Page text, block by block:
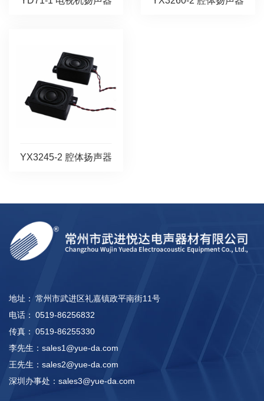
YX3245-2 腔体扬声器
地址： 常州市武进区礼嘉镇政平南街11号
电话： 0519-86256832
传真： 0519-86255330
李先生： sales1@yue-da.com
王先生： sales2@yue-da.com
深圳办事处： sales3@yue-da.com